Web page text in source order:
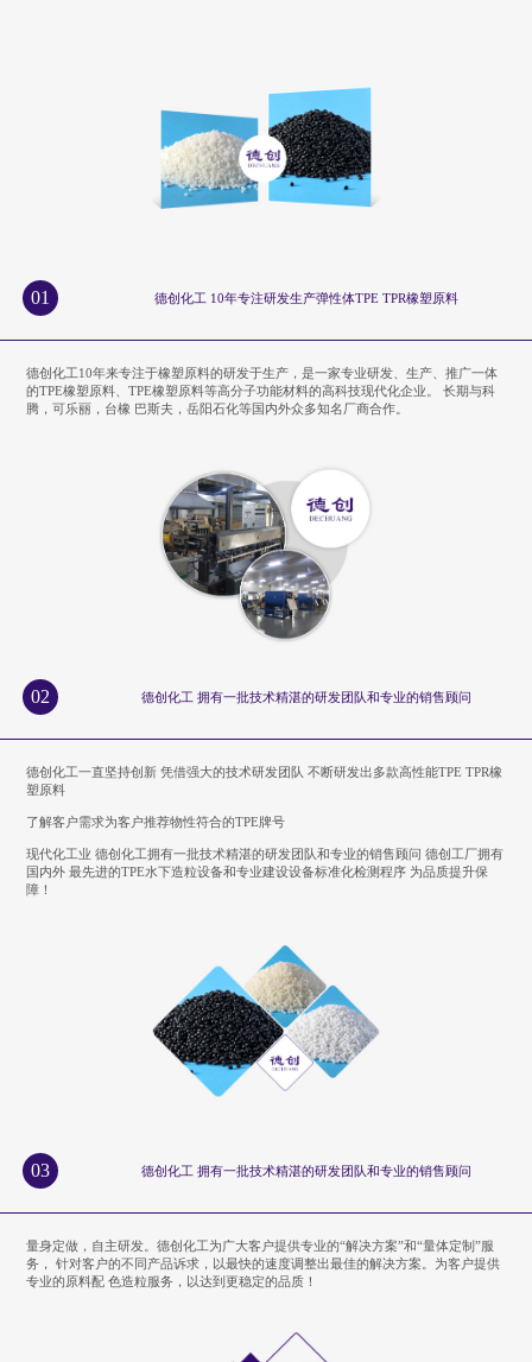
01 德创化工 10年专注研发生产弹性体TPE TPR橡塑原料
德创化工10年来专注于橡塑原料的研发于生产，是一家专业研发、生产、推广一体
的TPE橡塑原料、TPE橡塑原料等高分子功能材料的高科技现代化企业。 长期与科
腾，可乐丽，台橡 巴斯夫，岳阳石化等国内外众多知名厂商合作。
02 德创化工 拥有一批技术精湛的研发团队和专业的销售顾问
德创化工一直坚持创新 凭借强大的技术研发团队 不断研发出多款高性能TPE TPR橡
塑原料
了解客户需求为客户推荐物性符合的TPE牌号
现代化工业 德创化工拥有一批技术精湛的研发团队和专业的销售顾问 德创工厂拥有
国内外 最先进的TPE水下造粒设备和专业建设设备标准化检测程序 为品质提升保
障！
03 德创化工 拥有一批技术精湛的研发团队和专业的销售顾问
量身定做，自主研发。德创化工为广大客户提供专业的“解决方案”和“量体定制”服
务， 针对客户的不同产品诉求，以最快的速度调整出最佳的解决方案。为客户提供
专业的原料配 色造粒服务，以达到更稳定的品质！